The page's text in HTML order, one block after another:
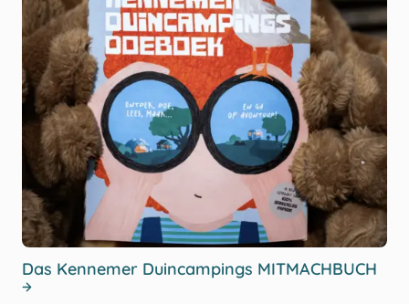
Das Kennemer Duincampings MITMACHBUCH